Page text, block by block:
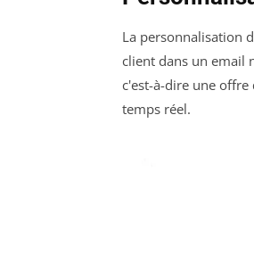
La personnalisation
client dans un email
c'est-à-dire une
temps réel.